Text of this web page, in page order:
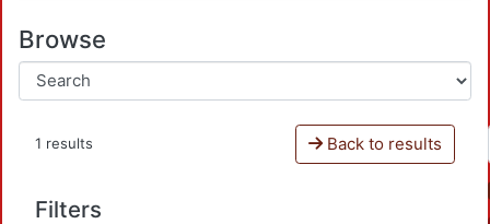
Browse
1 results Back to results
Filters